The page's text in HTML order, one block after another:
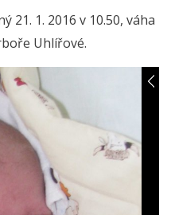
21. 1. 2016 v 10.50, váha
Uhlířové.